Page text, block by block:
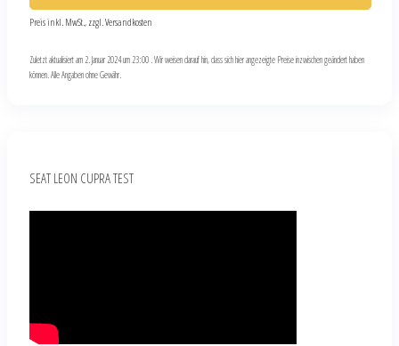
Preis inkl. MwSt., zzgl. Versandkosten
Zuletzt aktualisiert am 2. Januar 2024 um 23:00 . Wir weisen darauf hin, dass sich hier angezeigte Preise inzwischen geändert haben
können. Alle Angaben ohne Gewähr.
SEAT LEON CUPRA TEST